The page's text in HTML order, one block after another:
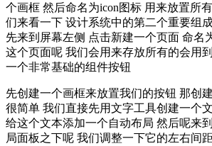
个画框 然后命名为icon图标 用来放置所
们来看一下 设计系统中的第二个重要
先来到屏幕左侧 点击新建一个页面 命名
这个页面呢 我们会用来存放所有的会用
一个非常基础的组件按钮
先创建一个画框来放置我们的按钮 那创
很简单 我们直接先用文字工具创建一个
给这个文本添加一个自动布局 然后呢来
局面板之下呢 我们调整一下它的左右间